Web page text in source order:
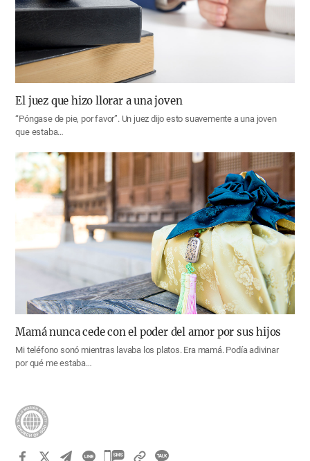
El juez que hizo llorar a una joven
“Póngase de pie, por favor”. Un juez dijo esto suavemente a una joven
que estaba…
Mamá nunca cede con el poder del amor por sus hijos
Mi teléfono sonó mientras lavaba los platos. Era mamá. Podía adivinar
por qué me estaba…
카